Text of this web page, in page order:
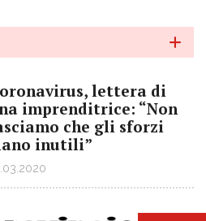
lettera di
imprenditrice: “Non
che gli sforzi
inutili”